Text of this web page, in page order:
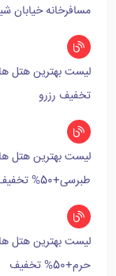
مسافرخانه خیابان
تخفیف رزرو
لیست بهترین هتل
طبرسی+50% تخفیف
لیست بهترین هتل
حرم+50% تخفیف